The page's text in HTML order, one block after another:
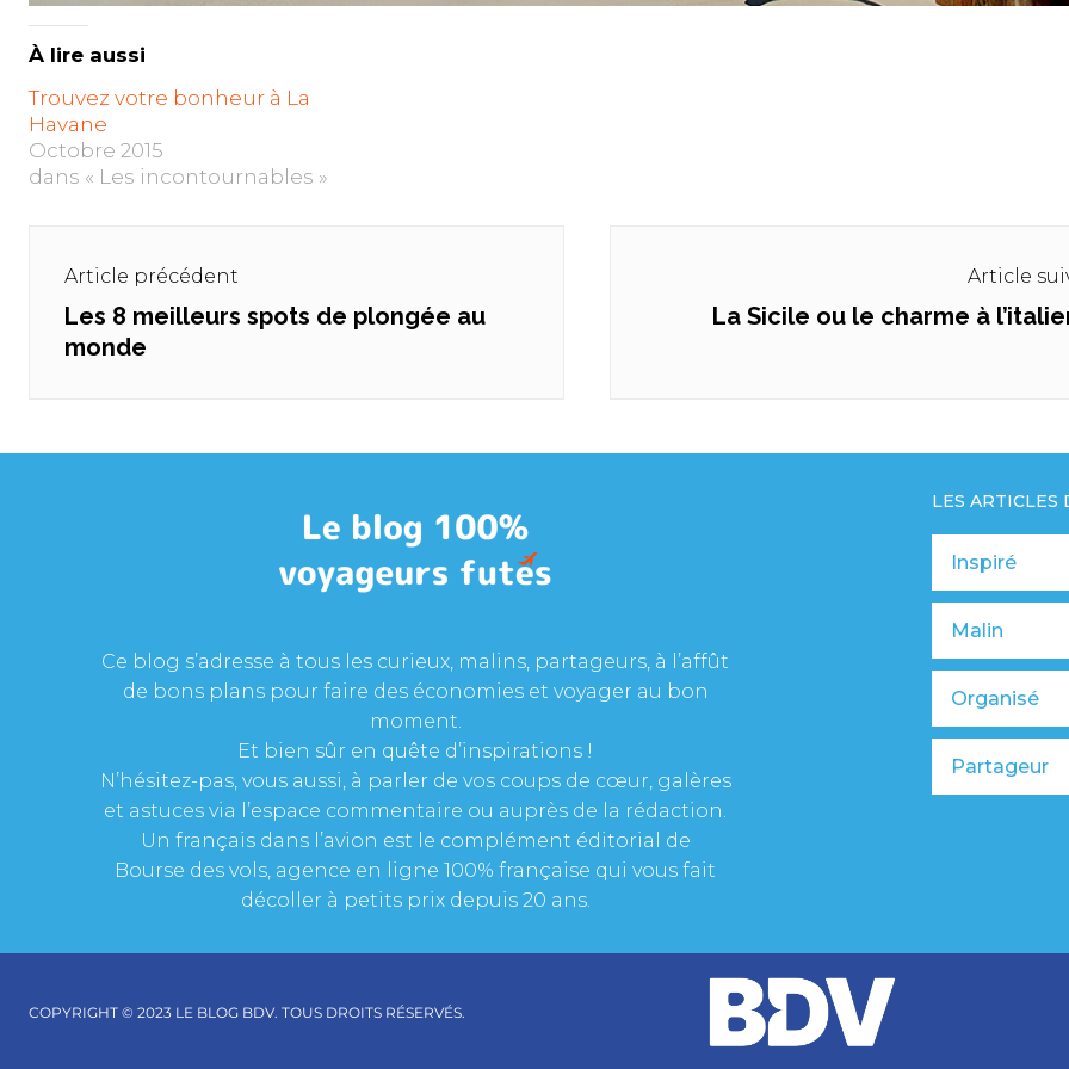
À lire aussi
Trouvez votre bonheur à La
Havane
Octobre 2015
dans « Les incontournables »
l’articleArticle précédent
Previous
post:
Les 8 meilleurs spots de plongée au
monde
Article
Next
La Sicile ou le charme à
Ce blog s’adresse à tous les curieux, malins, partageurs, à l’affût
de bons plans pour faire des économies et voyager au bon
moment.
Et bien sûr en quête d’inspirations !
N’hésitez-pas, vous aussi, à parler de vos coups de cœur, galères
et astuces via l’espace commentaire ou auprès de la rédaction.
Un français dans l’avion est le complément éditorial de
Bourse des vols, agence en ligne 100% française qui vous fait
décoller à petits prix depuis 20 ans.
LES ARTICLES
Inspiré
Malin
Organisé
Partageur
COPYRIGHT © 2023 LE BLOG BDV. TOUS DROITS RÉSERVÉS.